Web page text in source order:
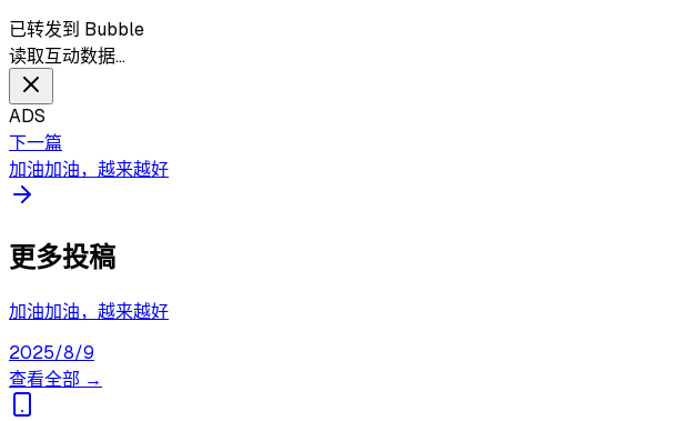
已转发到 Bubble
读取互动数据…
ADS
下一篇
加油加油，越来越好
更多投稿
加油加油，越来越好
2025/8/9
查看全部 →